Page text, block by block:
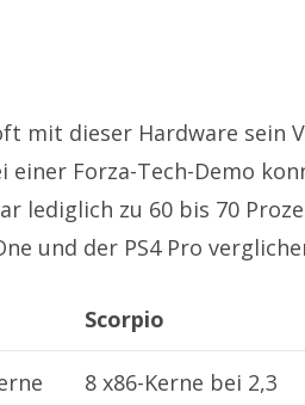
mit dieser Hardware sein
einer Forza-Tech-Demo
lediglich zu 60 bis 70
und der PS4 Pro
Scorpio
8 x86-Kerne bei 2,3